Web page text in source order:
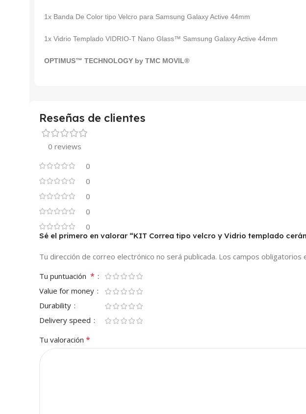
1x Banda De Color tipo Velcro para Samsung Galaxy Active 44mm
1x Vidrio Templado VIDRIO-T Nano Glass™ Samsung Galaxy Active 44mm
OPTIMUS™ TECHNOLOGY by TMC MOVIL®
Reseñas de clientes
0 reviews
0
0
0
0
0
Sé el primero en valorar “KIT Correa tipo velcro y Vidrio templado
Tu dirección de correo electrónico no será publicada. Los campos obligatorios
Tu puntuación *
Value for money
Durability
Delivery speed
Tu valoración *